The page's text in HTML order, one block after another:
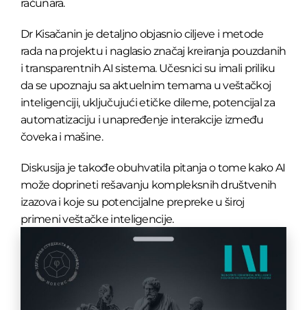
Dr Kisačanin je detaljno objasnio ciljeve i metode
rada na projektu i naglasio značaj kreiranja pouzdanih
i transparentnih AI sistema. Učesnici su imali priliku
da se upoznaju sa aktuelnim temama u veštačkoj
inteligenciji, uključujući etičke dileme, potencijal za
automatizaciju i unapređenje interakcije između
čoveka i mašine.
Diskusija je takođe obuhvatila pitanja o tome kako AI
može doprineti rešavanju kompleksnih društvenih
izazova i koje su potencijalne prepreke u široj
primeni veštačke inteligencije.